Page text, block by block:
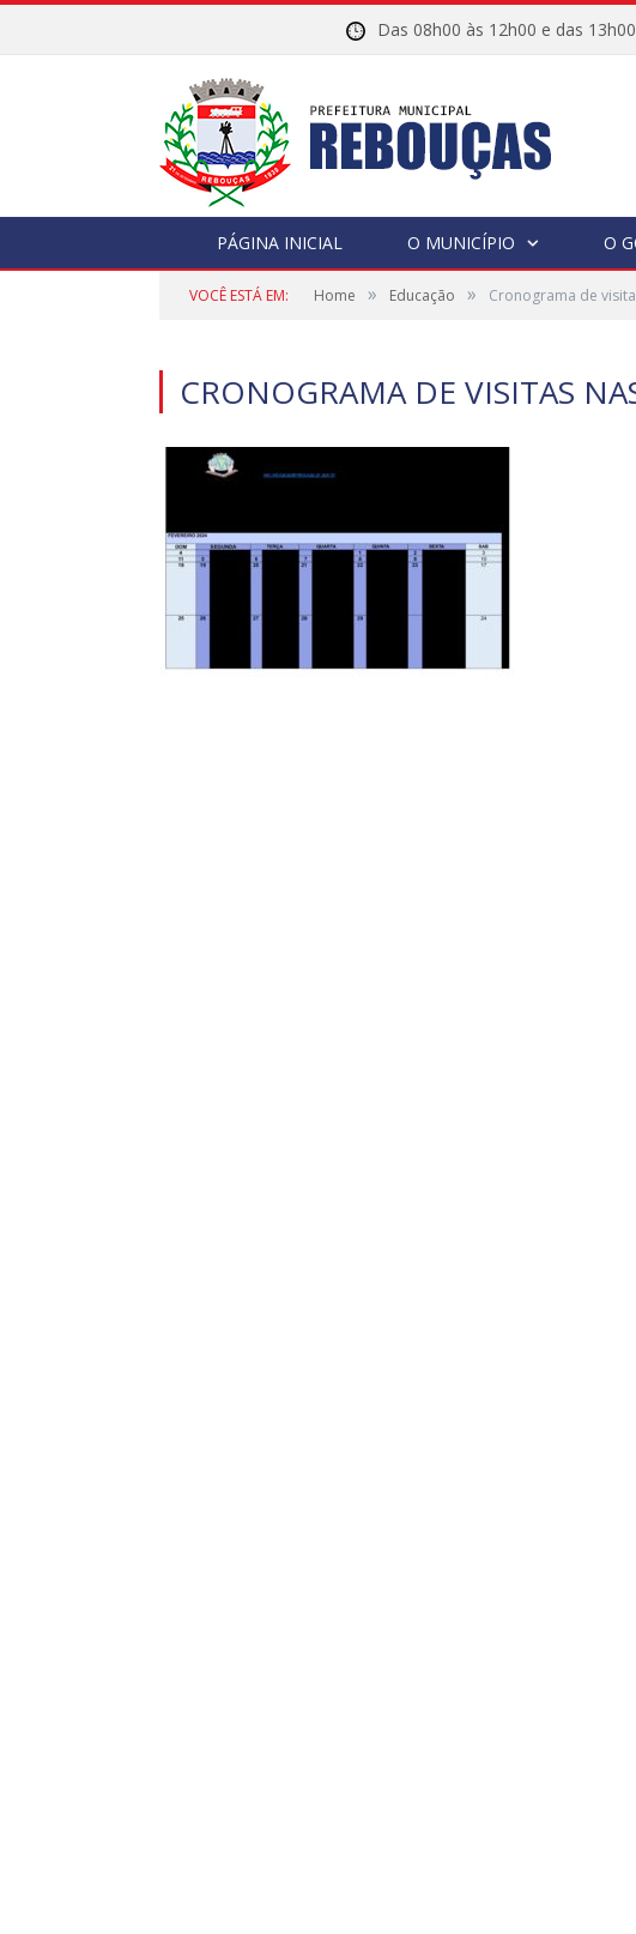
Das 08h00 às 12h00 e das
PÁGINA INICIAL O MUNICÍPIO O
VOCÊ ESTÁ EM: Home » Educação » Cronograma de
CRONOGRAMA DE VISITAS